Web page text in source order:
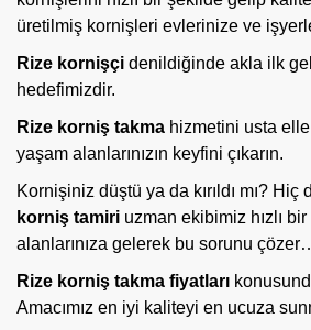
üretilmiş kornişleri evlerinize ve
Rize kornişçi denildiğinde akla ilk
hedefimizdir.
Rize korniş takma hizmetini usta
yaşam alanlarınızın keyfini çıkarın.
Kornişiniz düştü ya da kırıldı mı? Hiç
korniş tamiri uzman ekibimiz hızlı
alanlarınıza gelerek bu sorunu
Rize korniş takma fiyatları
Amacımız en iyi kaliteyi en ucuza